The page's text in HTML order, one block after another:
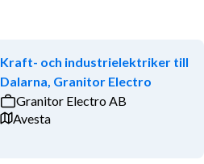
Kraft- och industrielektriker till
Dalarna, Granitor Electro
Granitor Electro AB
Avesta